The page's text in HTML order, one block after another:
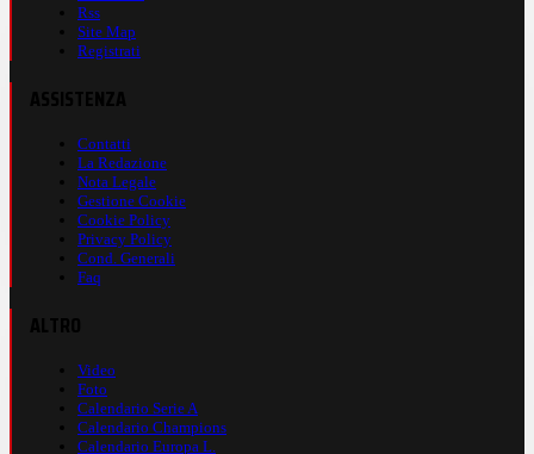
Rss
Site Map
Registrati
Contatti
La Redazione
Nota Legale
Gestione Cookie
Cookie Policy
Privacy Policy
Cond. Generali
Faq
Video
Foto
Calendario Serie A
Calendario Champions
Calendario Europa L.